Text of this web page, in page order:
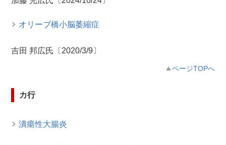
オリーブ橋小脳萎縮症
吉田 邦広氏〔2020/3/9〕
ページTOPへ
カ行
潰瘍性大腸炎